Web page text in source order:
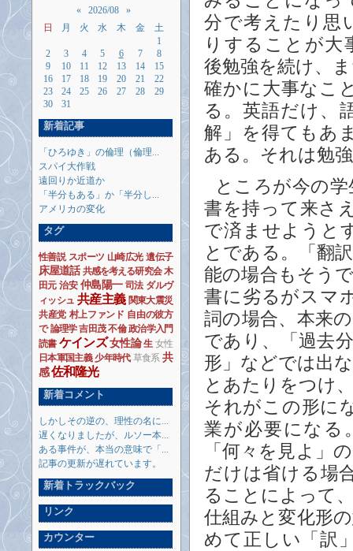
分で考えたり思
りすることが大
後勉強を続け、
確かに大事なこ
る。英語だけ、
解」を得てもあ
ある。それは勉
ところが今の
書を持って来さ
で済ませようと
とである。「翻
能の場合もそう
書に劣るがスマ
詞の場合、本来
であり、「過去
形」などでは出
とあたりをつけ
それがこの形に
業が必要になる
「何々を見よ」
だけは省ける場
ることによって
仕組みと変化形
めて正しい「訳
« 2026/08
»
日
月 火 水 木 金
土
1
2
3 4 5 6 7
8
9
10 11 12 13 14
15
16
17 18 19 20 21
22
23
24 25 26 27 28
29
30
31
新着記事
「ひろゆき」の倫理（倫理...
スパイ大作戦
遠回りか近道か
「半分もある」か「半分し...
アメリカの変化
タグ
性善説 スポーツ 山崎広光 遺伝子
床屋道話 共感を考える研究会 木
田元 治安 仲島陽一 司法 ダルヴ
ィッシュ 共産主義 関東大震災
共産党 村上ファンド 自由の彼方
で 論理学 吉田茂 不倫 政治学入門
読書 ケインズ 女性論 生 女性
日本軍国主義 少年時代 草食系 共
感 佐和隆光
新着コメント
しかしその逆の、理性の名に...
遅くなりましたが、ルソー本...
ある事件が、本当の意味で「...
記事の更新が遅れています。
新着トラックバック
リンク
カウンター